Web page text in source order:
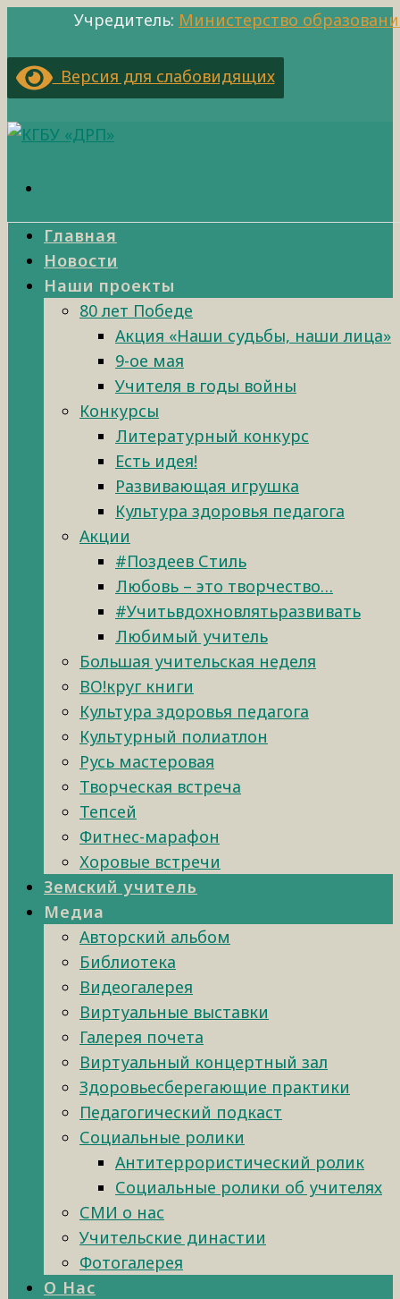
Учредитель: Министерство
Версия для слабовидящих
Главная
Новости
Наши проекты
80 лет Победе
Акция «Наши судьбы, наши лица»
9-ое мая
Учителя в годы войны
Конкурсы
Литературный конкурс
Есть идея!
Развивающая игрушка
Культура здоровья педагога
Акции
#Поздеев Стиль
Любовь – это творчество…
#Учитьвдохновлятьразвивать
Любимый учитель
Большая учительская неделя
ВО!круг книги
Культура здоровья педагога
Культурный полиатлон
Русь мастеровая
Творческая встреча
Тепсей
Фитнес-марафон
Хоровые встречи
Земский учитель
Медиа
Авторский альбом
Библиотека
Видеогалерея
Виртуальные выставки
Галерея почета
Виртуальный концертный зал
Здоровьесберегающие практики
Педагогический подкаст
Социальные ролики
Антитеррористический ролик
Социальные ролики об учителях
СМИ о нас
Учительские династии
Фотогалерея
О Нас